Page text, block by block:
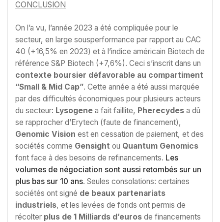
CONCLUSION
On l’a vu, l’année 2023 a été compliquée pour le
secteur, en large sousperformance par rapport au CAC
40 (+16,5% en 2023) et à l’indice américain Biotech de
référence S&P Biotech (+7,6%). Ceci s’inscrit dans un
contexte boursier défavorable au compartiment
“Small & Mid Cap”. Cette année a été aussi marquée
par des difficultés économiques pour plusieurs acteurs
du secteur: Lysogene a fait faillite, Pherecydes a dû
se rapprocher d’Erytech (faute de financement),
Genomic Vision est en cessation de paiement, et des
sociétés comme Gensight ou Quantum Genomics
font face à des besoins de refinancements. Les
volumes de négociation sont aussi retombés sur un
plus bas sur 10 ans. Seules consolations: certaines
sociétés ont signé de beaux partenariats
industriels, et les levées de fonds ont permis de
récolter plus de 1 Milliards d’euros de financements